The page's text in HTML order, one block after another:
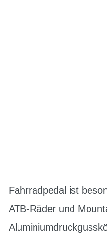
Fahrradpedal ist
ATB-Räder und